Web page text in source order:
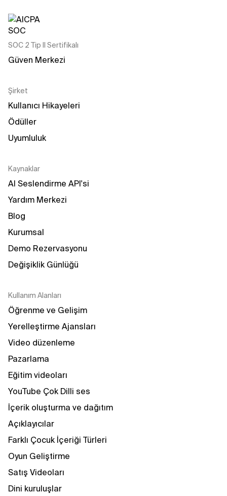
SOC 2 Tip II Sertifikalı
Güven Merkezi
Şirket
Kullanıcı Hikayeleri
Ödüller
Uyumluluk
Kaynaklar
AI Seslendirme API'si
Yardım Merkezi
Blog
Kurumsal
Demo Rezervasyonu
Değişiklik Günlüğü
Kullanım Alanları
Öğrenme ve Gelişim
Yerelleştirme Ajansları
Video düzenleme
Pazarlama
Eğitim videoları
YouTube Çok Dilli ses
İçerik oluşturma ve dağıtım
Açıklayıcılar
Farklı Çocuk İçeriği Türleri
Oyun Geliştirme
Satış Videoları
Dini kuruluşlar